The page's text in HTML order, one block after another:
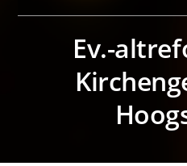
Ev.-